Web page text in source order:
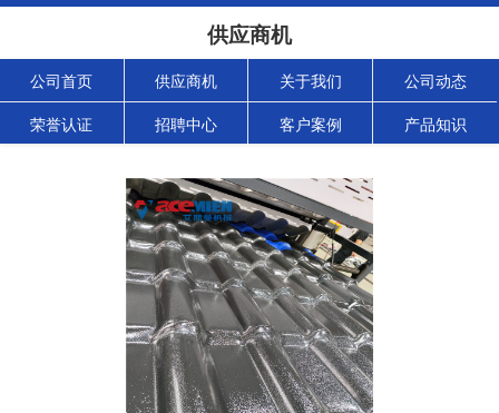
供应商机
公司首页 供应商机 关于我们 公司动态
荣誉认证 招聘中心 客户案例 产品知识